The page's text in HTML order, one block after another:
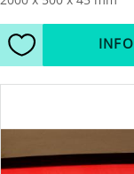
Lägg till i favoriter
INFO